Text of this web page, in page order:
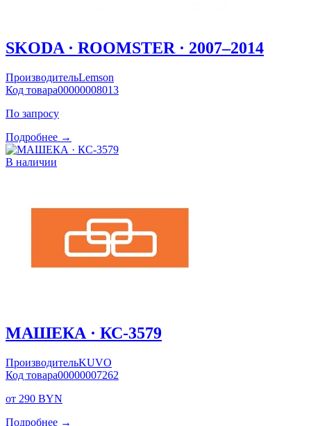
SKODA · ROOMSTER · 2007–2014
ПроизводительLemson
Код товара00000008013
По запросу
Подробнее →
В наличии
МАШЕКА · КС-3579
ПроизводительKUVO
Код товара00000007262
от 290 BYN
Подробнее →